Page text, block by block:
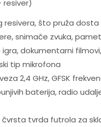
resiver)
što pruža
snimače zvuka,
dokumentarni
tip mikrofona
2,4 GHz, GFSK
baterija, radio
čvrsta tvrda futrola za